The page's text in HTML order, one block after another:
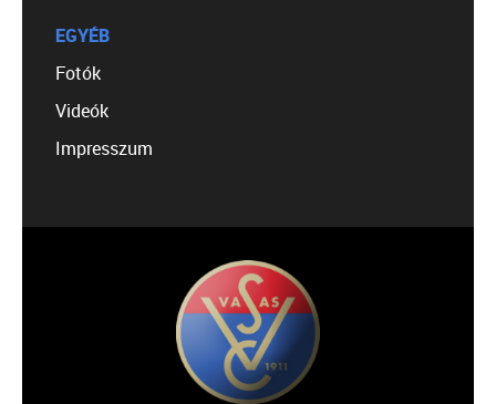
EGYÉB
Fotók
Videók
Impresszum